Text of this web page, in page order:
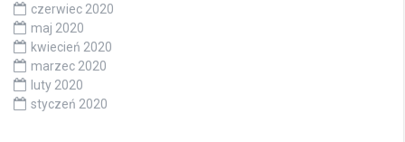
czerwiec 2020
maj 2020
kwiecień 2020
marzec 2020
luty 2020
styczeń 2020